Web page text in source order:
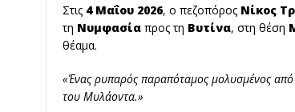
Στις 4 Μαΐου 2026, ο πεζοπόρος Νίκος
τη Νυμφασία προς τη Βυτίνα, στη θέση
θέαμα.
«Ένας ρυπαρός παραπόταμος μολυσμένος
του Μυλάοντα.»